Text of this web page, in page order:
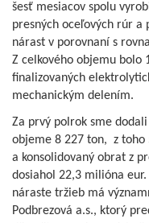
šesť mesiacov spolu
presných oceľových rúr a
nárast v porovnaní s
Z celkového objemu bolo
finalizovaných
mechanickým delením.
Za prvý polrok sme
objeme 8 227 ton, z toho
a konsolidovaný obrat z
dosiahol 22,3 milióna
náraste tržieb má
Podbrezová a.s., ktorý